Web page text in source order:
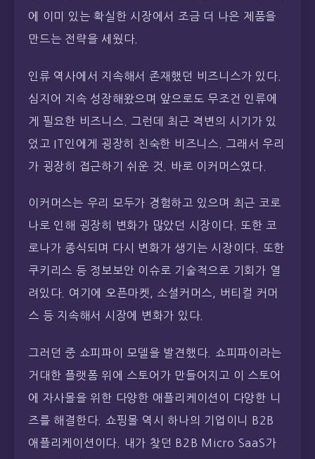
에 이미 있는 확실한 시장에서 조금 더 나은 제품을
만드는 전략을 세웠다.
인류 역사에서 지속해서 존재했던 비즈니스가 있다.
심지어 지속 성장해왔으며 앞으로도 무조건 인류에
게 필요한 비즈니스. 그런데 최근 격변의 시기가 있
었고 IT인에게 굉장히 친숙한 비즈니스. 그래서 우리
가 굉장히 접근하기 쉬운 것. 바로 이커머스였다.
이커머스는 우리 모두가 경험하고 있으며 최근 코로
나로 인해 굉장히 변화가 많았던 시장이다. 또한 코
로나가 종식되며 다시 변화가 생기는 시장이다. 또한
쿠키리스 등 정보보안 이슈로 기술적으로 기회가 열
려있다. 여기에 오픈마켓, 소셜커머스, 버티컬 커머
스 등 지속해서 시장에 변화가 있다.
그러던 중 쇼피파이 모델을 발견했다. 쇼피파이라는
거대한 플랫폼 위에 스토어가 만들어지고 이 스토어
에 자사몰을 위한 다양한 애플리케이션이 다양한 니
즈를 해결한다. 쇼핑몰 역시 하나의 기업이니 B2B
애플리케이션이다. 내가 찾던 B2B Micro SaaS가